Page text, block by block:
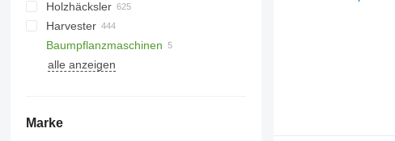
Holzhäcksler
Harvester
Kettensägen Benzin
elektrische Kettensägen
Baumpflanzmaschinen
alle anzeigen
Marke